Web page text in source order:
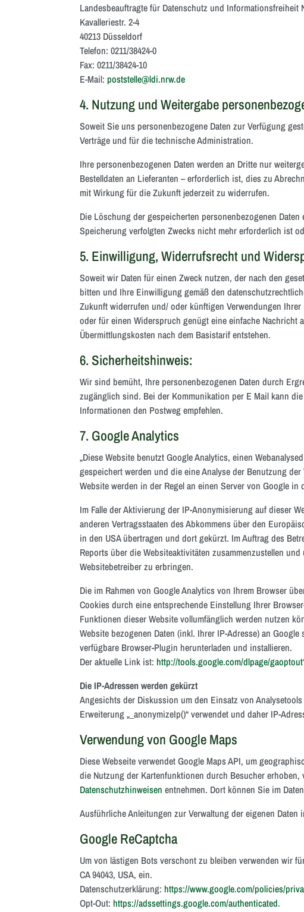
Landesbeauftragte für Datenschutz und Informationsfreiheit
Kavalleriestr. 2-4
40213 Düsseldorf
Telefon: 0211/38424-0
Fax: 0211/38424-10
E-Mail: poststelle@ldi.nrw.de
4. Nutzung und Weitergabe
Soweit Sie uns personenbezogene Daten zur Verfügung
Verträge und für die technische Administration.
Ihre personenbezogenen Daten werden an Dritte nur
Bestelldaten an Lieferanten – erforderlich ist, dies zu
mit Wirkung für die Zukunft jederzeit zu widerrufen.
Die Löschung der gespeicherten personenbezogenen
Speicherung verfolgten Zwecks nicht mehr erforderlich ist
5. Einwilligung, Widerrufsrecht und
Soweit wir Daten für einen Zweck nutzen, der nach den
bitten und Ihre Einwilligung gemäß den
Zukunft widerrufen und/ oder künftigen Verwendungen
oder für einen Widerspruch genügt eine einfache Nachricht
Übermittlungskosten nach dem Basistarif entstehen.
6. Sicherheitshinweis:
Wir sind bemüht, Ihre personenbezogenen Daten durch
zugänglich sind. Bei der Kommunikation per E Mail kann
Informationen den Postweg empfehlen.
7. Google Analytics
„Diese Website benutzt Google Analytics, einen
gespeichert werden und die eine Analyse der Benutzung
Website werden in der Regel an einen Server von Google
Im Falle der Aktivierung der IP-Anonymisierung auf dieser
anderen Vertragsstaaten des Abkommens über den
in den USA übertragen und dort gekürzt. Im Auftrag des
Reports über die Websiteaktivitäten zusammenzustellen
Websitebetreiber zu erbringen.
Die im Rahmen von Google Analytics von Ihrem Browser
Cookies durch eine entsprechende Einstellung Ihrer
Funktionen dieser Website vollumfänglich werden nutzen
Website bezogenen Daten (inkl. Ihrer IP-Adresse) an
verfügbare Browser-Plugin herunterladen und installieren.
Der aktuelle Link ist: http://tools.google.com/dlpage/
Die IP-Adressen werden gekürzt
Angesichts der Diskussion um den Einsatz von
Erweiterung „_anonymizeIp()“ verwendet und daher IP-
Verwendung von Google Maps
Diese Webseite verwendet Google Maps API, um
die Nutzung der Kartenfunktionen durch Besucher
Datenschutzhinweisen entnehmen. Dort können Sie im
Ausführliche Anleitungen zur Verwaltung der eigenen Daten
Google ReCaptcha
Um von lästigen Bots verschont zu bleiben verwenden wir
CA 94043, USA, ein.
Datenschutzerklärung: https://www.google.com/policies/
Opt-Out: https://adssettings.google.com/authenticated.